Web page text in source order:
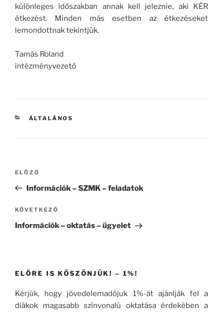
különleges időszakban annak kell jeleznie, aki KÉR
étkezést. Minden más esetben az étkezéseket
lemondottnak tekintjük.
Tamás Roland
intézményvezető
KATEGÓRIÁK
ÁLTALÁNOS
Bejegyzés
Korábbi
bejegyzés
ELŐZŐ
Információk – SZMK – feladatok
Következő
bejegyzés
KÖVETKEZŐ
Információk – oktatás – ügyelet
ELŐRE IS KÖSZÖNJÜK! – 1%!
Kérjük, hogy jövedelemadójuk 1%-át ajánlják fel a
diákok magasabb színvonalú oktatása érdekében a